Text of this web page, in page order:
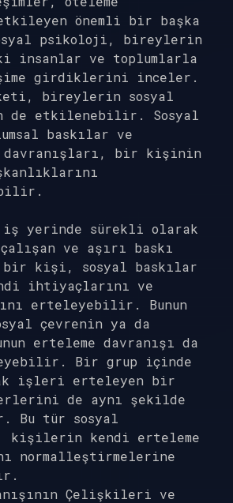
önemli bir başka
psikoloji, bireylerin
insanlar ve toplumlarla
girdiklerini inceler.
bireylerin sosyal
de etkilenebilir. Sosyal
baskılar ve
davranışları, bir kişinin
yerinde sürekli olarak
ve aşırı baskı
bir kişi, sosyal baskılar
ihtiyaçlarını ve
erteleyebilir. Bunun
çevrenin ya da
erteleme davranışı da
Bir grup içinde
işleri erteleyen bir
de aynı şekilde
Bu tür sosyal
kişilerin kendi erteleme
normalleştirmelerine
Çelişkileri ve